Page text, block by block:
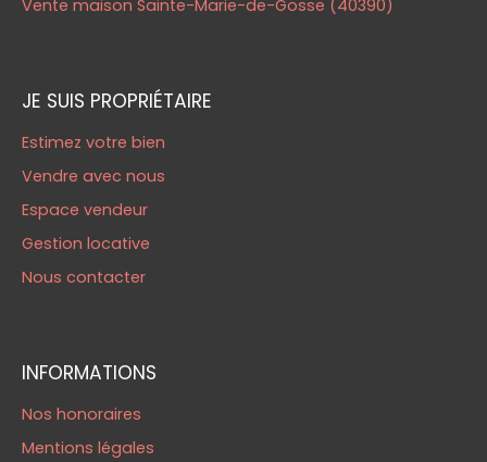
Vente maison Sainte-Marie-de-Gosse (40390)
JE SUIS PROPRIÉTAIRE
Estimez votre bien
Vendre avec nous
Espace vendeur
Gestion locative
Nous contacter
INFORMATIONS
Nos honoraires
Mentions légales